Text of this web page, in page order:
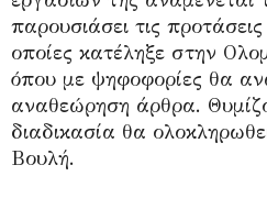
παρουσιάσει τις
οποίες κατέληξε στην
όπου με ψηφοφορίες θα
αναθεώρηση άρθρα.
διαδικασία θα
Βουλή.